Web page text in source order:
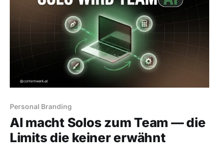
Personal Branding
AI macht Solos zum Team — die
Limits die keiner erwähnt